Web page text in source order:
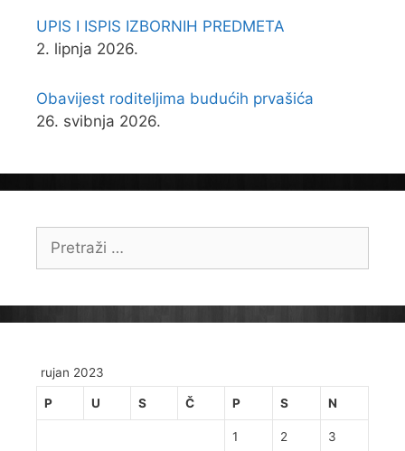
UPIS I ISPIS IZBORNIH PREDMETA
2. lipnja 2026.
Obavijest roditeljima budućih prvašića
26. svibnja 2026.
Pretraži:
rujan 2023
P U S Č P S N
1 2 3